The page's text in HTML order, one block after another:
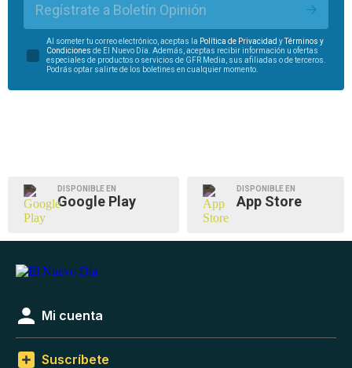
Regístrate a Boletín Opinión
Al someter tu correo electrónico, aceptas la Política de Privacidad yTérminos y
Condiciones de El Nuevo Día. Además, aceptas recibir información u ofertas
especiales de productos o servicios de GFR Media, sus afiliadas o de terceros.
Podrás optar salirte de los boletines en cualquier momento.
DISPONIBLE EN
Google Play
DISPONIBLE EN
App Store
Mi cuenta
Suscríbete